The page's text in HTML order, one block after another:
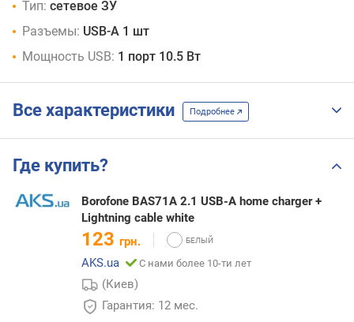
Тип: сетевое ЗУ
Разъемы: USB-A 1 шт
Мощность USB: 1 порт 10.5 Вт
Все характеристики Подробнее
Где купить?
Borofone BAS71A 2.1 USB-A home charger +
Lightning cable white
123 грн.
AKS.ua
С нами более 10-ти лет
(Киев)
Гарантия: 12 мес.